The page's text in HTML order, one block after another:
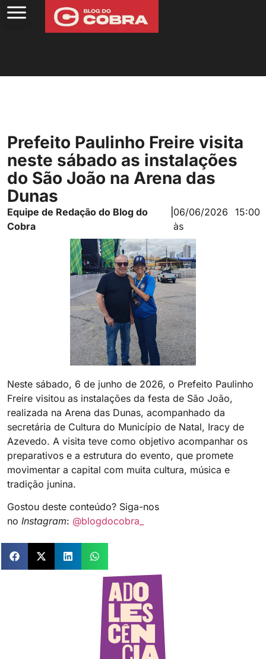
Prefeito Paulinho Freire visita
neste sábado as instalações
do São João na Arena das
Dunas
Equipe de Redação do Blog do
Cobra
06/06/2026
às
15:00
Neste sábado, 6 de junho de 2026, o Prefeito Paulinho
Freire visitou as instalações da festa de São João,
realizada na Arena das Dunas, acompanhado da
secretária de Cultura do Município de Natal, Iracy de
Azevedo. A visita teve como objetivo acompanhar os
preparativos e a estrutura do evento, que promete
movimentar a capital com muita cultura, música e
tradição junina.
Gostou deste conteúdo? Siga-nos
no Instagram: @blogdocobra_